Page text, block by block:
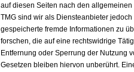
auf diesen Seiten nach den
TMG sind wir als Diensteanbieter
gespeicherte fremde Informationen zu
forschen, die auf eine rechtswidrige
Entfernung oder Sperrung der Nutzung
Gesetzen bleiben hiervon unberührt.